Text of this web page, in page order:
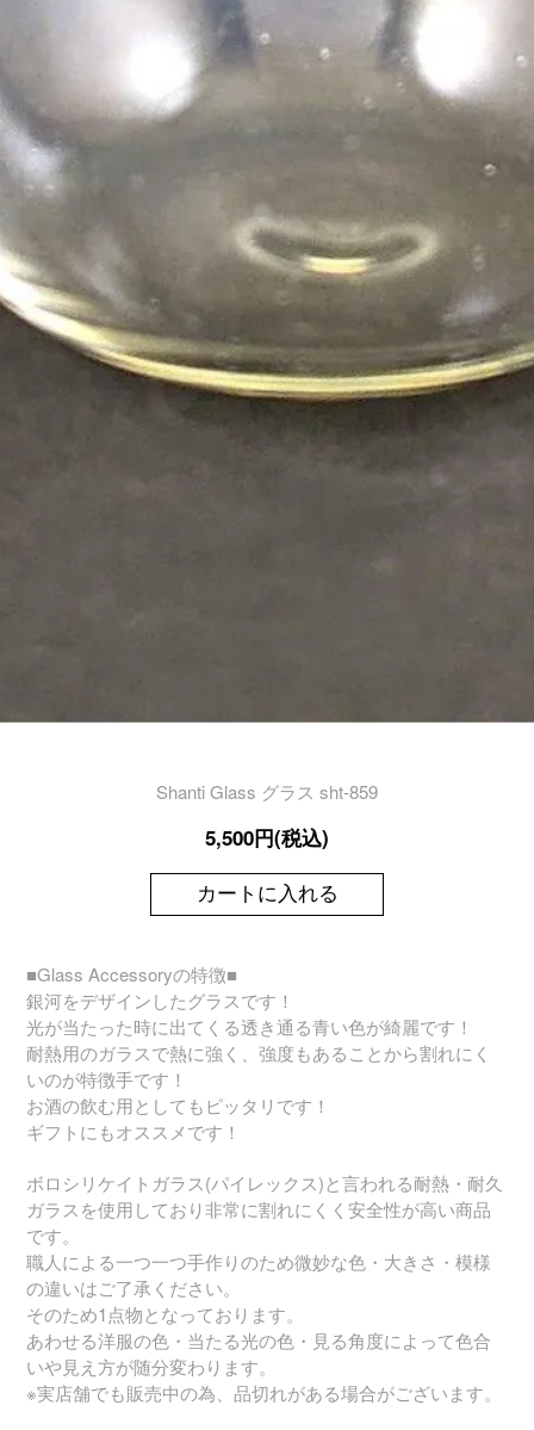
Shanti Glass グラス sht-859
5,500円(税込)
カートに入れる
■Glass Accessoryの特徴■
銀河をデザインしたグラスです！
光が当たった時に出てくる透き通る青い色が綺麗です！
耐熱用のガラスで熱に強く、強度もあることから割れにく
いのが特徴手です！
お酒の飲む用としてもピッタリです！
ギフトにもオススメです！
ボロシリケイトガラス(パイレックス)と言われる耐熱・耐久
ガラスを使用しており非常に割れにくく安全性が高い商品
です。
職人による一つ一つ手作りのため微妙な色・大きさ・模様
の違いはご了承ください。
そのため1点物となっております。
あわせる洋服の色・当たる光の色・見る角度によって色合
いや見え方が随分変わります。
※実店舗でも販売中の為、品切れがある場合がございます。